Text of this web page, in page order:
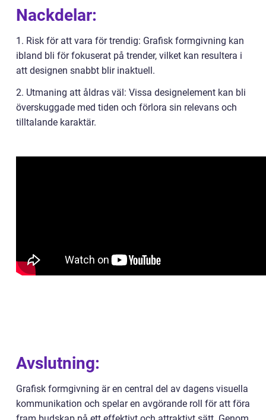
Nackdelar:
1. Risk för att vara för trendig: Grafisk formgivning kan
ibland bli för fokuserat på trender, vilket kan resultera i
att designen snabbt blir inaktuell.
2. Utmaning att åldras väl: Vissa designelement kan bli
överskuggade med tiden och förlora sin relevans och
tilltalande karaktär.
Avslutning:
Grafisk formgivning är en central del av dagens visuella
kommunikation och spelar en avgörande roll för att föra